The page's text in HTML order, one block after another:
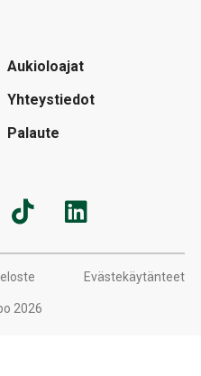
Aukioloajat
Yhteystiedot
Palaute
2026
Evästekäytänteet